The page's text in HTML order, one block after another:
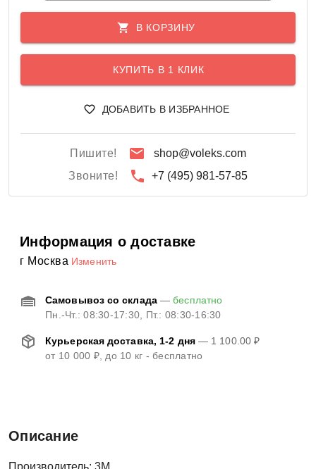
В КОРЗИНУ
КУПИТЬ В 1 КЛИК
ДОБАВИТЬ В ИЗБРАННОЕ
Пишите!
shop@voleks.com
Звоните!
+7 (495) 981-57-85
Информация о доставке
г Москва Изменить
Самовывоз со склада—бесплатно
Пн.-Чт.: 08:30-17:30, Пт.: 08:30-16:30
Курьерская доставка, 1-2 дня— 1 100.00 ₽
от 10 000 ₽, до 10 кг - бесплатно
Описание